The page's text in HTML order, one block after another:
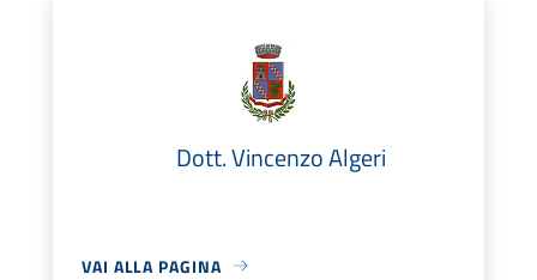
Dott. Vincenzo Algeri
VAI ALLA PAGINA